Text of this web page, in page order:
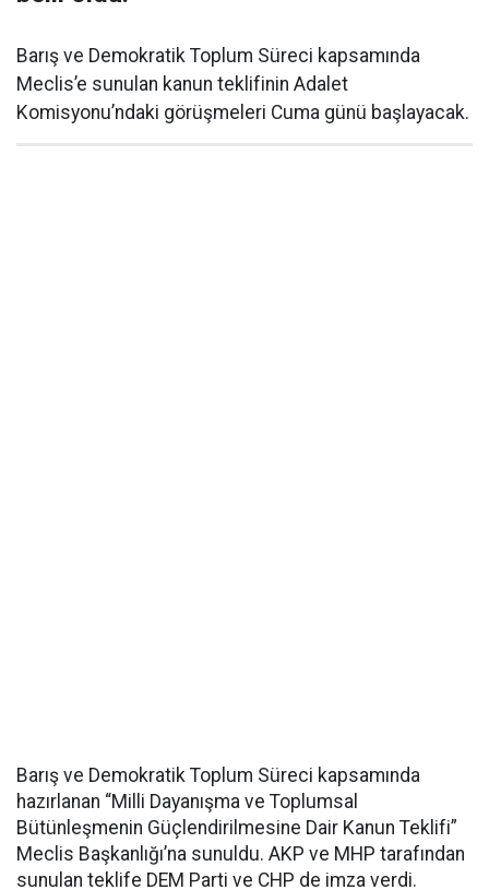
Barış ve Demokratik Toplum Süreci kapsamında
Meclis’e sunulan kanun teklifinin Adalet
Komisyonu’ndaki görüşmeleri Cuma günü başlayacak.
Barış ve Demokratik Toplum Süreci kapsamında
hazırlanan “Milli Dayanışma ve Toplumsal
Bütünleşmenin Güçlendirilmesine Dair Kanun Teklifi”
Meclis Başkanlığı’na sunuldu. AKP ve MHP tarafından
sunulan teklife DEM Parti ve CHP de imza verdi.